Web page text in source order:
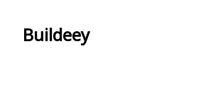
Buildeey